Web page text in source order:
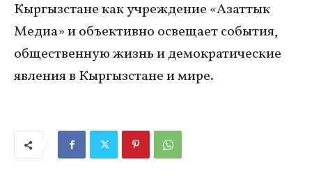
Кыргызстане как учреждение «Азаттык
Медиа» и объективно освещает события,
общественную жизнь и демократические
явления в Кыргызстане и мире.